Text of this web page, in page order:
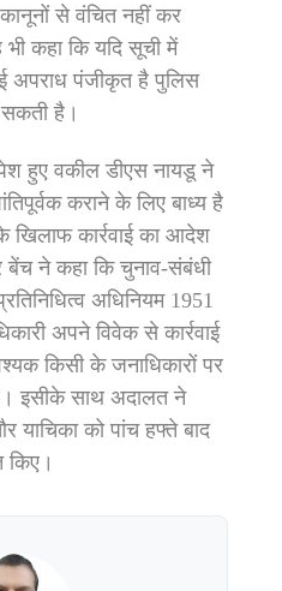
से वंचित नहीं कर
कहा कि यदि सूची में
अपराध पंजीकृत है पुलिस
है।
हुए वकील डीएस नायडू ने
कराने के लिए बाध्य है
खिलाफ कार्रवाई का आदेश
ने कहा कि चुनाव-संबंधी
अधिनियम 1951
अपने विवेक से कार्रवाई
किसी के जनाधिकारों पर
इसीके साथ अदालत ने
याचिका को पांच हफ्ते बाद